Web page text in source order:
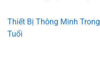
Thiết Bị Thông Minh
Tuổi